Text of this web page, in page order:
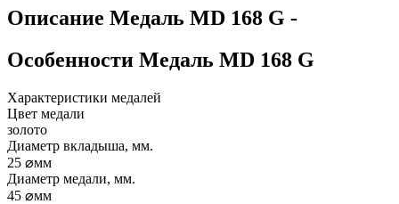
Описание Медаль MD 168 G -
Особенности Медаль MD 168 G
Характеристики медалей
Цвет медали
золото
Диаметр вкладыша, мм.
25 ⌀мм
Диаметр медали, мм.
45 ⌀мм